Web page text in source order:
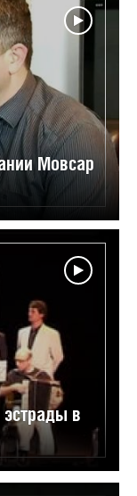
Мовсар
эстрады в